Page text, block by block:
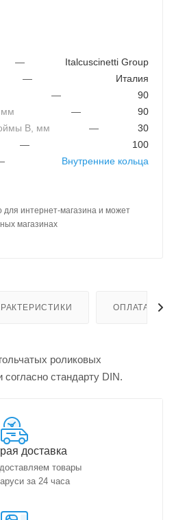
—
Italcuscinetti Group
—
Италия
—
90
мм
—
90
B, мм
—
30
—
100
Внутренние кольца
для интернет-магазина и может
магазинах
ОПЛАТА
роликовых
стандарту DIN.
доставка
товары
за 24 часа